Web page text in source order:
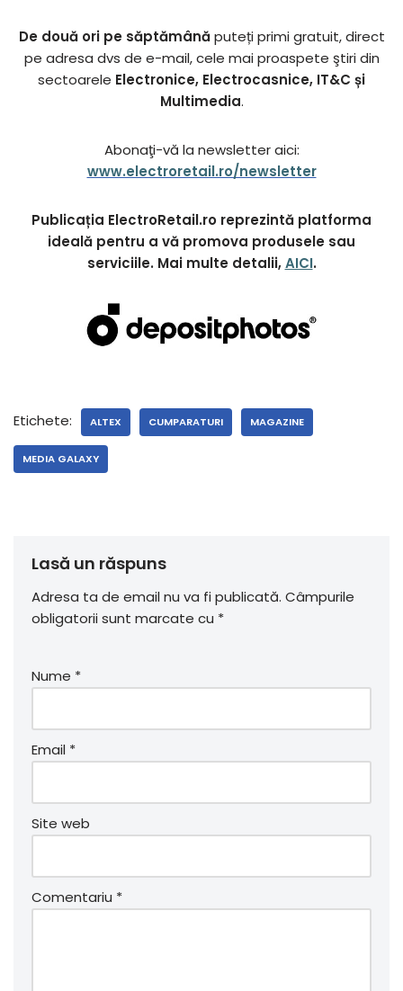
De două ori pe săptămânăputeți primi gratuit, direct
pe adresa dvs de e-mail, cele mai proaspete ştiri din
sectoarele Electronice, Electrocasnice, IT&C și
Multimedia.
Abonaţi-vă la newsletter aici:
www.electroretail.ro/newsletter
Publicația ElectroRetail.ro reprezintă platforma
ideală pentru a vă promova produsele sau
serviciile. Mai multe detalii,AICI.
Etichete: ALTEX CUMPARATURI MAGAZINE
MEDIA GALAXY
Lasă un răspuns
Adresa ta de email nu va fi publicată. Câmpurile
obligatorii sunt marcate cu *
Nume *
Email *
Site web
Comentariu *